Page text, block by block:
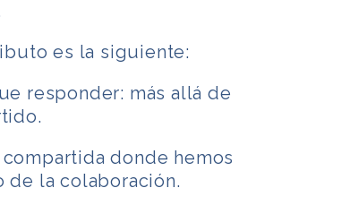
es la siguiente:
responder: más allá de
donde hemos
la colaboración.